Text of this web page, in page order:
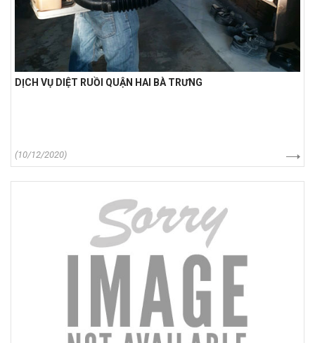
DỊCH VỤ DIỆT RUỒI QUẬN HAI BÀ TRƯNG
(10/12/2020)